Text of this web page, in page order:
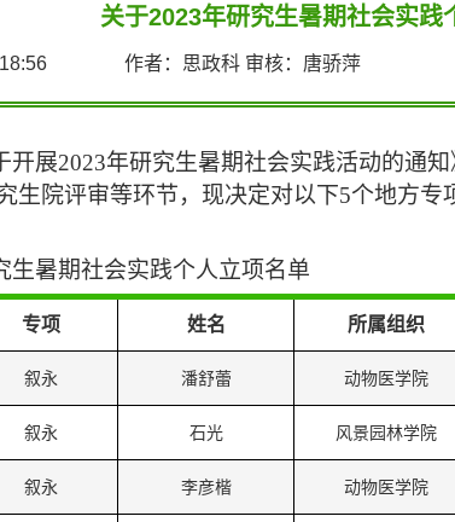
关于2023年研究生暑期社会实践
18:56 作者：思政科 审核：唐骄萍
开展2023年研究生暑期社会实践活动的通知
生院评审等环节，现决定对以下5个地方专
生暑期社会实践个人立项名单
专项 姓名 所属组织
叙永 潘舒蕾 动物医学院
叙永 石光 风景园林学院
叙永 李彦楷 动物医学院